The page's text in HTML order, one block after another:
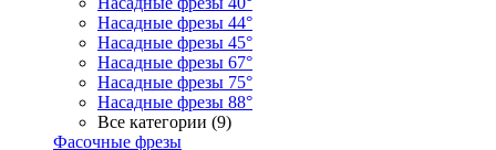
Насадные фрезы 44°
Насадные фрезы 45°
Насадные фрезы 67°
Насадные фрезы 75°
Насадные фрезы 88°
Все категории (9)
Фасочные фрезы